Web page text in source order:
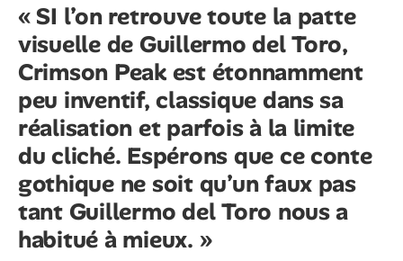
« SI l’on retrouve toute la patte
visuelle de Guillermo del Toro,
Crimson Peak est étonnamment
peu inventif, classique dans sa
réalisation et parfois à la limite
du cliché. Espérons que ce conte
gothique ne soit qu’un faux pas
tant Guillermo del Toro nous a
habitué à mieux. »